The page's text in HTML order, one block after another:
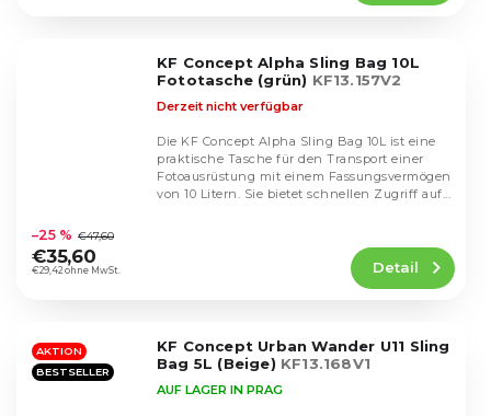
KF Concept Alpha Sling Bag 10L
Fototasche (grün) KF13.157V2
durchschnittliche
Produktbewertung
ist
Sternen.
Derzeit nicht verfügbar
€29,42 ohne MwSt.
–25 % €47,60
€35,60 Detail
Die KF Concept Alpha Sling Bag 10L ist eine
praktische Tasche für den Transport einer
Fotoausrüstung mit einem Fassungsvermögen
von 10 Litern. Sie bietet schnellen Zugriff auf...
AKTION
BESTSELLER
KF Concept Urban Wander U11 Sling
Bag 5L (Beige) KF13.168V1
AUF LAGER IN PRAG